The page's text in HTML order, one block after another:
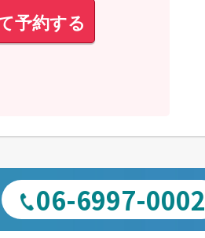
予約する
06-6997-0002